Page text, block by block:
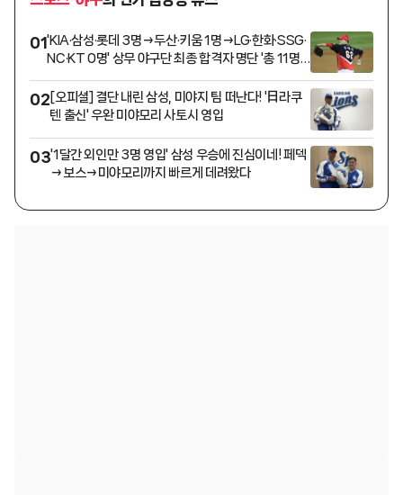
01'KIA·삼성·롯데 3명→두산·키움 1명→LG·한화·SSG·
NC·KT 0명' 상무 야구단 최종 합격자 명단 '총 11명'
02[오피셜] 결단 내린 삼성, 미야지 팀 떠난다! '日라쿠
텐 출신' 우완 미야모리 사토시 영입
03'1달간 외인만 3명 영입' 삼성 우승에 진심이네! 페덱
→보스→미야모리까지 빠르게 데려왔다